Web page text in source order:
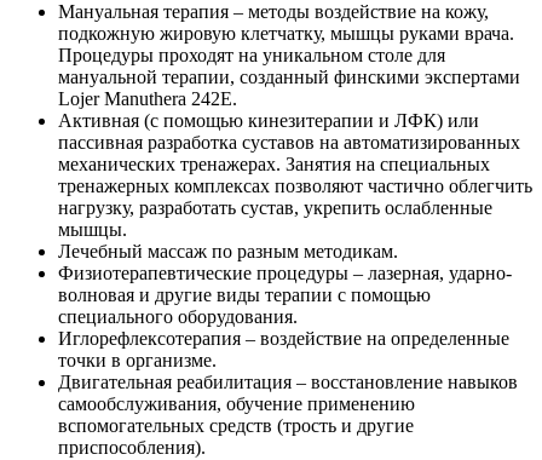
Мануальная терапия – методы воздействие на кожу,
подкожную жировую клетчатку, мышцы руками врача.
Процедуры проходят на уникальном столе для
мануальной терапии, созданный финскими экспертами
Lojer Manuthera 242E.
Активная (с помощью кинезитерапии и ЛФК) или
пассивная разработка суставов на автоматизированных
механических тренажерах. Занятия на специальных
тренажерных комплексах позволяют частично облегчить
нагрузку, разработать сустав, укрепить ослабленные
мышцы.
Лечебный массаж по разным методикам.
Физиотерапевтические процедуры – лазерная, ударно-
волновая и другие виды терапии с помощью
специального оборудования.
Иглорефлексотерапия – воздействие на определенные
точки в организме.
Двигательная реабилитация – восстановление навыков
самообслуживания, обучение применению
вспомогательных средств (трость и другие
приспособления).